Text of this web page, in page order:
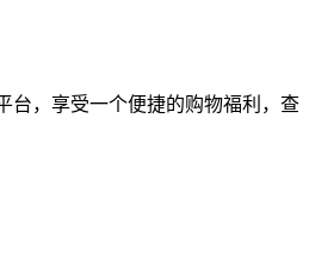
台，享受一个便捷的购物福利，查